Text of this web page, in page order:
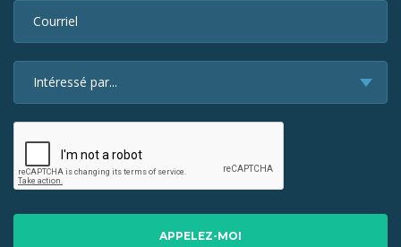
Courriel
APPELEZ-MOI